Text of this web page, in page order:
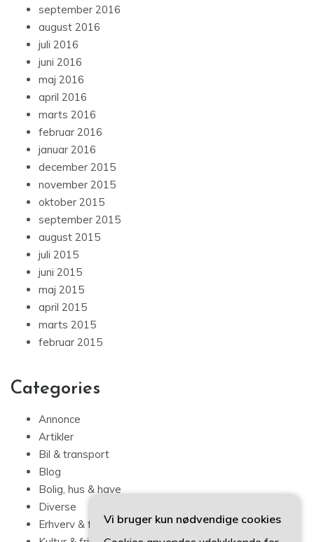
september 2016
august 2016
juli 2016
juni 2016
maj 2016
april 2016
marts 2016
februar 2016
januar 2016
december 2015
november 2015
oktober 2015
september 2015
august 2015
juli 2015
juni 2015
maj 2015
april 2015
marts 2015
februar 2015
Categories
Annonce
Artikler
Bil & transport
Blog
Bolig, hus & have
Diverse
Erhverv & forbrugVi bruger kun nødvendige cookies